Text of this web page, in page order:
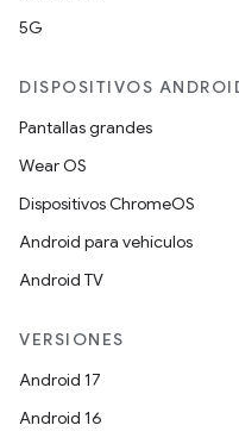
5G
DISPOSITIVOS
Pantallas grandes
Wear OS
Dispositivos ChromeOS
Android para vehículos
Android TV
VERSIONES
Android 17
Android 16